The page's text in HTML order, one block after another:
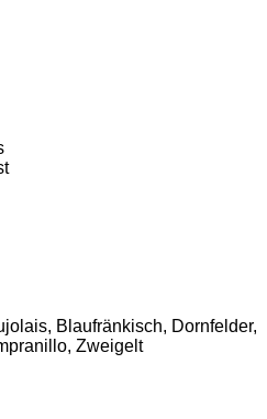
Blaufränkisch, Dornfelder,
Zweigelt